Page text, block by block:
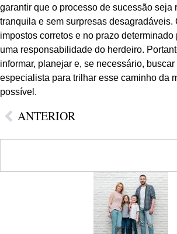
garantir que o processo de sucessão seja
tranquila e sem surpresas desagradáveis.
impostos corretos e no prazo
uma responsabilidade do herdeiro.
informar, planejar e, se necessário,
especialista para trilhar esse caminho da
possível.
ANTERIOR